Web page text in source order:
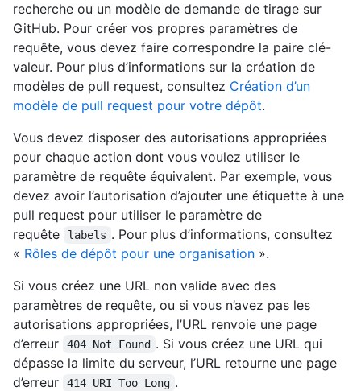
recherche ou un modèle de demande de tirage sur
GitHub. Pour créer vos propres paramètres de
requête, vous devez faire correspondre la paire clé-
valeur. Pour plus d’informations sur la création de
modèles de pull request, consultez Création d’un
modèle de pull request pour votre dépôt.
Vous devez disposer des autorisations appropriées
pour chaque action dont vous voulez utiliser le
paramètre de requête équivalent. Par exemple, vous
devez avoir l’autorisation d’ajouter une étiquette à une
pull request pour utiliser le paramètre de
requête
labels . Pour plus d’informations, consultez
« Rôles de dépôt pour une organisation ».
Si vous créez une URL non valide avec des
paramètres de requête, ou si vous n’avez pas les
autorisations appropriées, l’URL renvoie une page
d’erreur
404 Not Found . Si vous créez une URL qui
dépasse la limite du serveur, l’URL retourne une page
d’erreur
414 URI Too Long .